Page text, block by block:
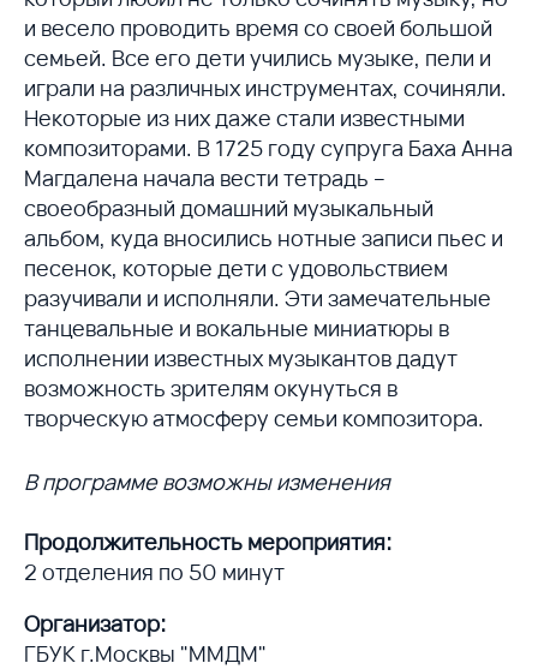
и весело проводить время со своей большой
семьей. Все его дети учились музыке, пели и
играли на различных инструментах, сочиняли.
Некоторые из них даже стали известными
композиторами. В 1725 году супруга Баха Анна
Магдалена начала вести тетрадь –
своеобразный домашний музыкальный
альбом, куда вносились нотные записи пьес и
песенок, которые дети с удовольствием
разучивали и исполняли. Эти замечательные
танцевальные и вокальные миниатюры в
исполнении известных музыкантов дадут
возможность зрителям окунуться в
творческую атмосферу семьи композитора.
В программе возможны изменения
Продолжительность мероприятия:
2 отделения по 50 минут
Организатор:
ГБУК г.Москвы "ММДМ"